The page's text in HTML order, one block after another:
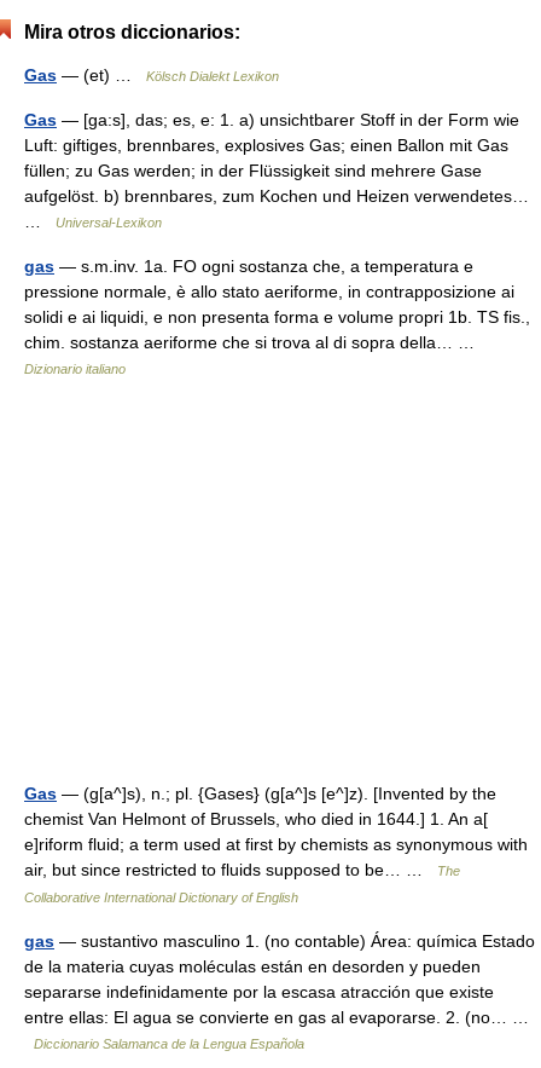
Mira otros diccionarios:
Gas — (et) … Kölsch Dialekt Lexikon
Gas — [ga:s], das; es, e: 1. a) unsichtbarer Stoff in der Form wie
Luft: giftiges, brennbares, explosives Gas; einen Ballon mit Gas
füllen; zu Gas werden; in der Flüssigkeit sind mehrere Gase
aufgelöst. b) brennbares, zum Kochen und Heizen verwendetes…
Universal-Lexikon
gas — s.m.inv. 1a. FO ogni sostanza che, a temperatura e
pressione normale, è allo stato aeriforme, in contrapposizione ai
solidi e ai liquidi, e non presenta forma e volume propri 1b. TS fis.,
chim. sostanza aeriforme che si trova al di sopra della… …
Dizionario italiano
Gas — (g[a^]s), n.; pl. {Gases} (g[a^]s [e^]z). [Invented by the
chemist Van Helmont of Brussels, who died in 1644.] 1. An a[
e]riform fluid; a term used at first by chemists as synonymous with
air, but since restricted to fluids supposed to be… …
The
Collaborative International Dictionary of English
gas — sustantivo masculino 1. (no contable) Área: química Estado
de la materia cuyas moléculas están en desorden y pueden
separarse indefinidamente por la escasa atracción que existe
entre ellas: El agua se convierte en gas al evaporarse. 2. (no… …
Diccionario Salamanca de la Lengua Española